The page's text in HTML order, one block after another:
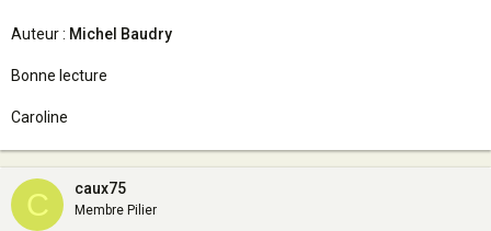
Auteur : Michel Baudry
Bonne lecture
Caroline
C caux75
Membre Pilier